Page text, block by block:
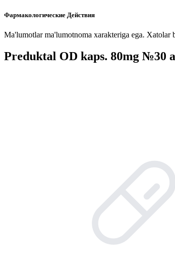
Фармакологические Действия
Ma'lumotlar ma'lumotnoma xarakteriga ega.
Preduktal OD kaps. 80mg №30